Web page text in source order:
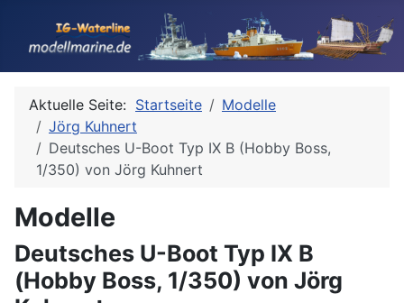
Aktuelle Seite: Startseite
Modelle
Jörg Kuhnert
Deutsches U-Boot Typ IX B (Hobby Boss,
1/350) von Jörg Kuhnert
Modelle
Deutsches U-Boot Typ IX B
(Hobby Boss, 1/350) von Jörg